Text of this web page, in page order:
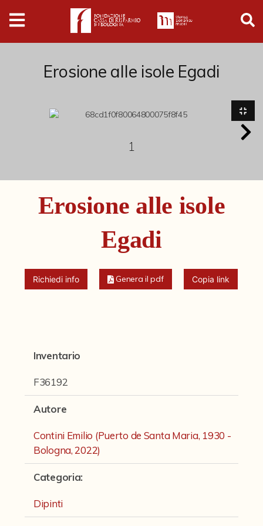
Digital
Humanities
Donazioni
Cataloghi storici
Fondi archivistici e raccolte documentarie
Fondi Fotografici
Sculture
Stampe
Strumenti Musicali
virtual tour
Il progetto Digital Humanities
Erosione alle isole Egadi
1
Erosione alle isole
Egadi
Richiedi info Genera il pdf Copia link
Inventario
F36192
Autore
Contini Emilio (Puerto de Santa Maria, 1930 -
Bologna, 2022)
Categoria:
Dipinti